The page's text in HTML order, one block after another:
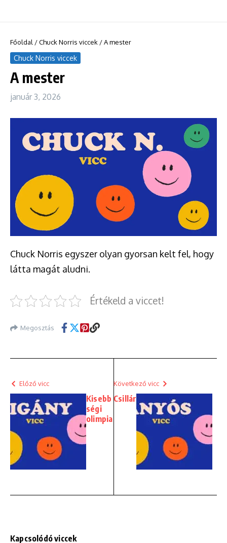
Főoldal /Chuck Norris viccek /A mester
Chuck Norris viccek
A mester
január 3, 2026
Chuck Norris egyszer olyan gyorsan kelt fel, hogy
látta magát aludni.
Értékeld a viccet!
Megosztás
Előző vicc
Kisebb
ségi
olimpia
Következő vicc
Csillár
Kapcsolódó viccek